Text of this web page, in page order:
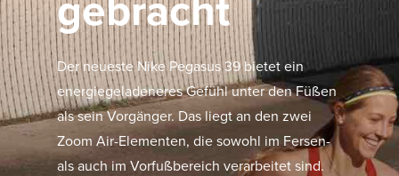
gebracht
Der neueste Nike Pegasus 39 bietet ein
energiegeladeneres Gefühl unter den Füßen
als sein Vorgänger. Das liegt an den zwei
Zoom Air-Elementen, die sowohl im Fersen-
als auch im Vorfußbereich verarbeitet sind.